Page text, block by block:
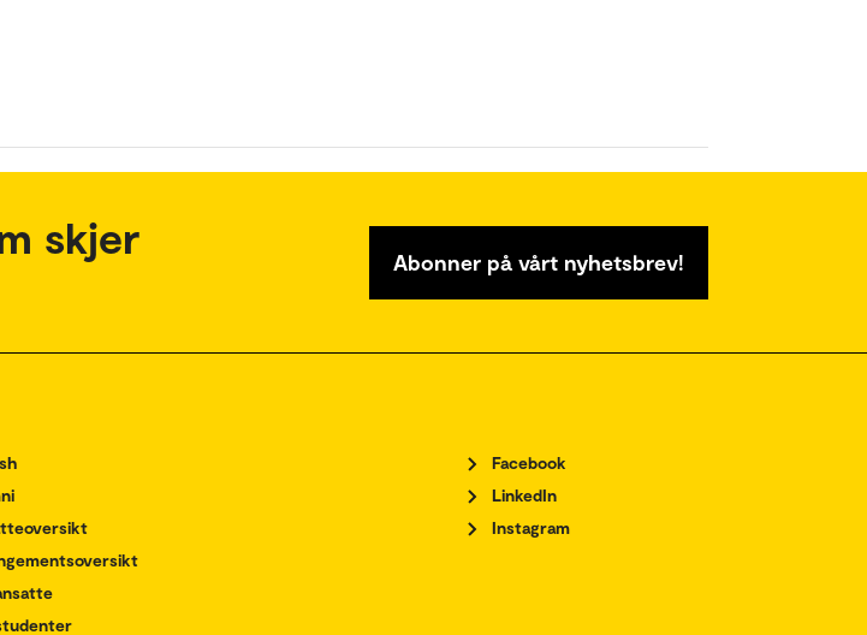
skjer
Abonner på vårt nyhetsbrev!
Facebook
LinkedIn
Instagram